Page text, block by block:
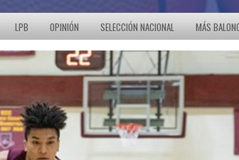
LPB OPINIÓN SELECCIÓN NACIONAL MÁS